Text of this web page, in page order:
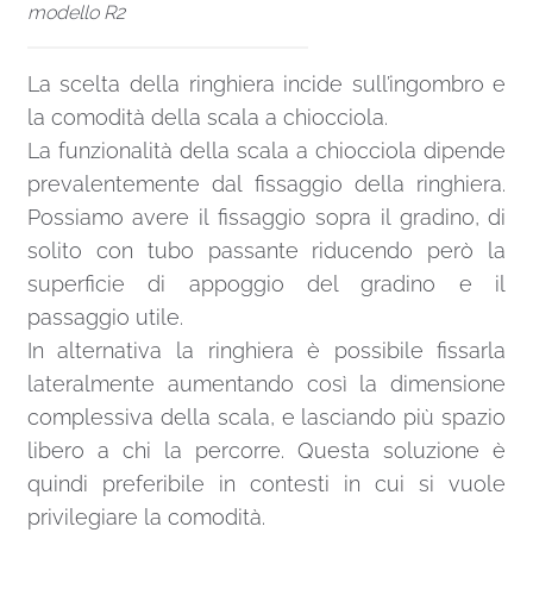
modello R2
La scelta della ringhiera incide sull’ingombro e
la comodità della scala a chiocciola.
La funzionalità della scala a chiocciola dipende
prevalentemente dal fissaggio della ringhiera.
Possiamo avere il fissaggio sopra il gradino, di
solito con tubo passante riducendo però la
superficie di appoggio del gradino e il
passaggio utile.
In alternativa la ringhiera è possibile fissarla
lateralmente aumentando così la dimensione
complessiva della scala, e lasciando più spazio
libero a chi la percorre. Questa soluzione è
quindi preferibile in contesti in cui si vuole
privilegiare la comodità.